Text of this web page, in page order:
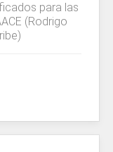
para las
(Rodrigo